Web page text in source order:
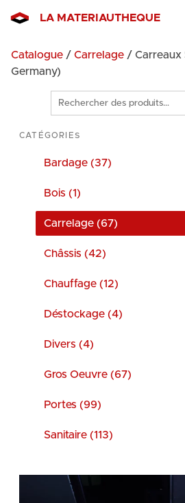
LA MATERIAUTHEQUE
Catalogue / Carrelage / Carreaux
Germany)
Rechercher
des
produits
CATÉGORIES
Bardage (37)
Bois (1)
Carrelage (67)
Châssis (42)
Chauffage (12)
Déstockage (4)
Divers (4)
Gros Oeuvre (67)
Portes (99)
Sanitaire (113)